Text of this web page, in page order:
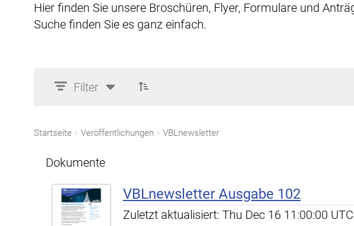
Hier finden Sie unsere Broschüren, Flyer, Formulare und
Suche finden Sie es ganz einfach.
Filter
Startseite Veröffentlichungen VBLnewsletter
Dokumente
VBLnewsletter Ausgabe 102
Zuletzt aktualisiert: Thu Dec 16 11:00:00